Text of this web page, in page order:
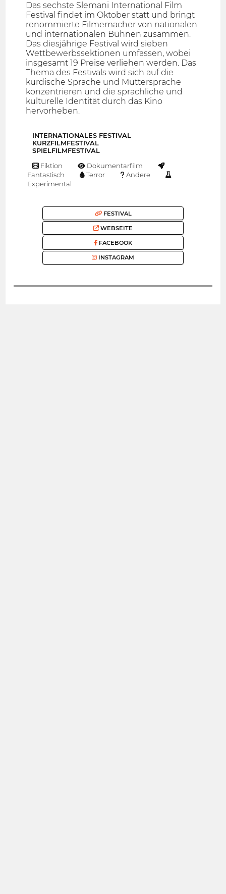
Das sechste Slemani International Film
Festival findet im Oktober statt und bringt
renommierte Filmemacher von nationalen
und internationalen Bühnen zusammen.
Das diesjährige Festival wird sieben
Wettbewerbssektionen umfassen, wobei
insgesamt 19 Preise verliehen werden. Das
Thema des Festivals wird sich auf die
kurdische Sprache und Muttersprache
konzentrieren und die sprachliche und
kulturelle Identität durch das Kino
hervorheben.
INTERNATIONALES FESTIVAL
KURZFILMFESTIVAL
SPIELFILMFESTIVAL
Fiktion
Dokumentarfilm
Fantastisch
Terror
Andere
Experimental
FESTIVAL
WEBSEITE
FACEBOOK
INSTAGRAM